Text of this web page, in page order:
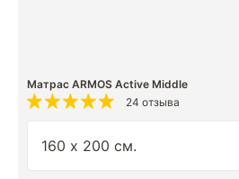
Матрас ARMOS Active Middle
24 отзыва